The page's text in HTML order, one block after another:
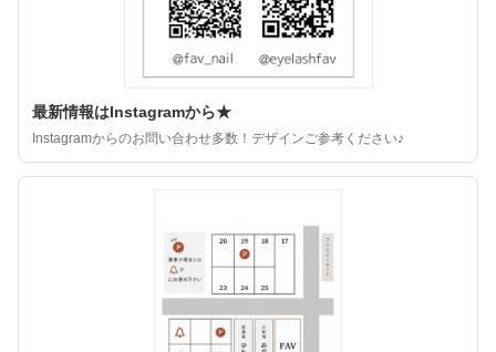
最新情報はInstagramから★
Instagramからのお問い合わせ多数！デザインご参考ください♪